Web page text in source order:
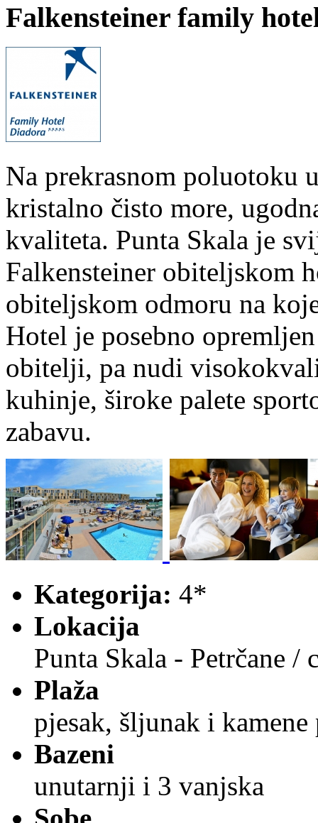
Falkensteiner family
Na prekrasnom poluotoku
kristalno čisto more,
kvaliteta. Punta Skala je
Falkensteiner obiteljskom
obiteljskom odmoru na
Hotel je posebno
obitelji, pa nudi
kuhinje, široke palete
zabavu.
Kategorija: 4*
Lokacija
Punta Skala - Petrčane /
Plaža
pjesak, šljunak i
Bazeni
unutarnji i 3 vanjska